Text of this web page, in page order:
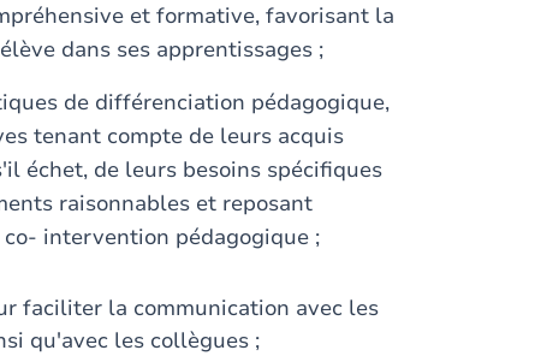
et formative, favorisant la
dans ses apprentissages ;
de différenciation pédagogique,
tenant compte de leurs acquis
échet, de leurs besoins spécifiques
raisonnables et reposant
intervention pédagogique ;
faciliter la communication avec les
qu'avec les collègues ;